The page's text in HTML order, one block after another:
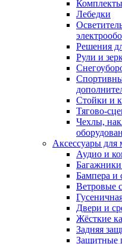
Лебедки
Решения
Рули и
Стойки и
Тягово-
Чехлы,
Аксессуары для
Аудио и
Бампера и
Ветровые
Двери и
Жёсткие
Задняя
Защитные